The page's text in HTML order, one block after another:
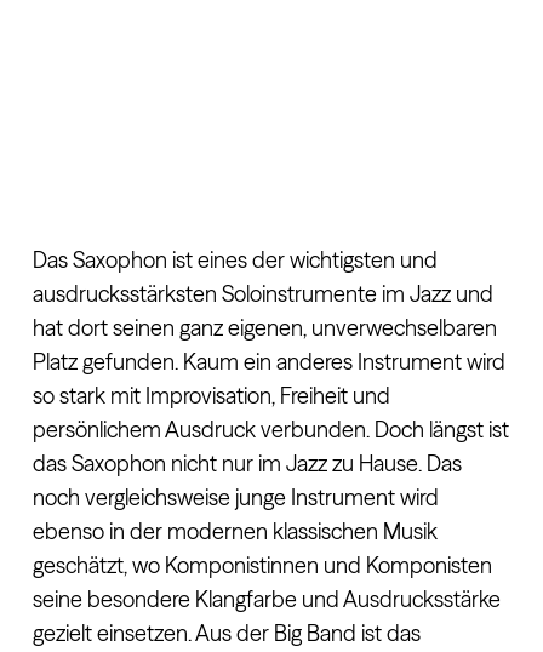
Das Saxophon ist eines der wichtigsten und
ausdrucksstärksten Soloinstrumente im Jazz und
hat dort seinen ganz eigenen, unverwechselbaren
Platz gefunden. Kaum ein anderes Instrument wird
so stark mit Improvisation, Freiheit und
persönlichem Ausdruck verbunden. Doch längst ist
das Saxophon nicht nur im Jazz zu Hause. Das
noch vergleichsweise junge Instrument wird
ebenso in der modernen klassischen Musik
geschätzt, wo Komponistinnen und Komponisten
seine besondere Klangfarbe und Ausdrucksstärke
gezielt einsetzen. Aus der Big Band ist das